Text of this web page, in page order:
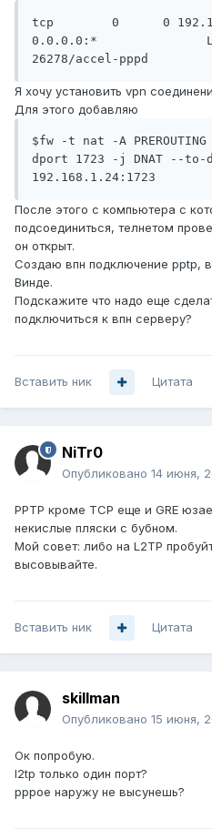
tcp        0      0
0.0.0.0:*
Я хочу установить vpn
Для этого добавляю
$fw -t nat -A
dport 1723 -j DNAT --to-
После этого с компьютера с
подсоединиться, телнетом
он открыт.
Создаю впн подключение pptp,
Винде.
Подскажите что надо еще
подключиться к впн серверу?
Вставить ник Цитата
NiTr0
Опубликовано 14 июня,
PPTP кроме TCP еще и GRE
некислые пляски с бубном.
Мой совет: либо на L2TP
высовывайте.
Вставить ник Цитата
skillman
Опубликовано 15 июня,
Ок попробую.
l2tp только один порт?
pppoe наружу не высунешь?